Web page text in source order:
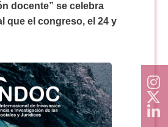
docente” se celebra
que el congreso, el 24 y